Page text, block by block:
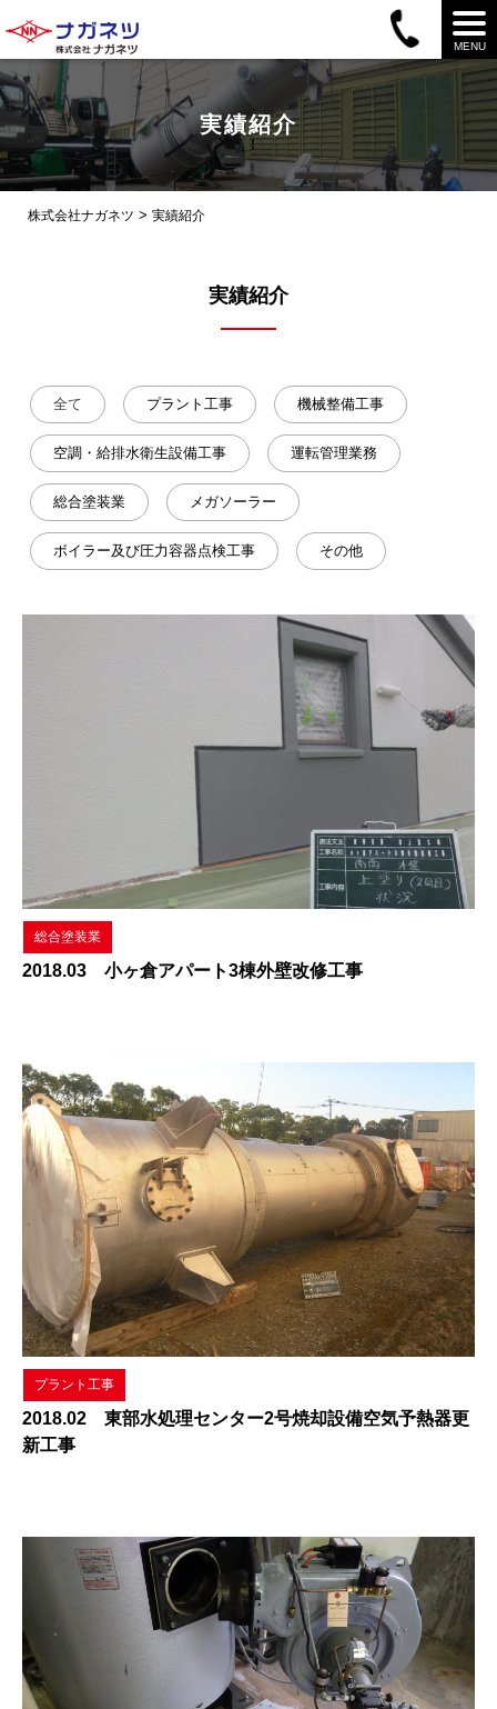
MENU
実績紹介
株式会社ナガネツ > 実績紹介
実績紹介
全て プラント工事 機械整備工事
空調・給排水衛生設備工事 運転管理業務
総合塗装業 メガソーラー
ボイラー及び圧力容器点検工事 その他
総合塗装業
2018.03 小ヶ倉アパート3棟外壁改修工事
プラント工事
2018.02 東部水処理センター2号焼却設備空気予熱器更
新工事